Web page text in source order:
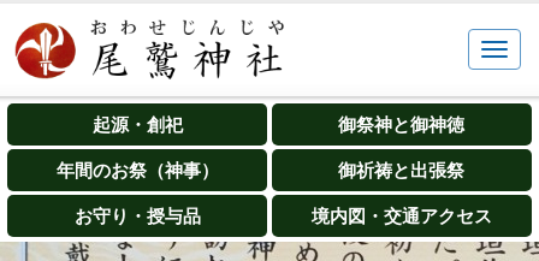
起源・創祀 御祭神と御神徳
年間のお祭（神事） 御祈祷と出張祭
お守り・授与品 境内図・交通アクセス